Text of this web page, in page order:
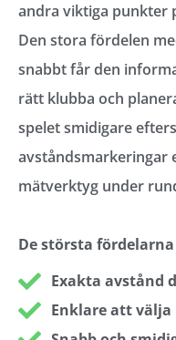
andra viktiga punkter
Den stora fördelen
snabbt får den
rätt klubba och
spelet smidigare
avståndsmarkeringar
mätverktyg under
De största
Exakta avstånd
Enklare att